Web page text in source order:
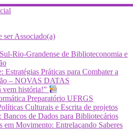
ser Associado(a)
Rio-Grandense de Biblioteconomia e
Estratégias Práticas para Combater a
– NOVAS DATAS
vem história!”
Preparatório UFRGS
Culturais e Escrita de projetos
Bancos de Dados para Bibliotecários
em Movimento: Entrelaçando Saberes